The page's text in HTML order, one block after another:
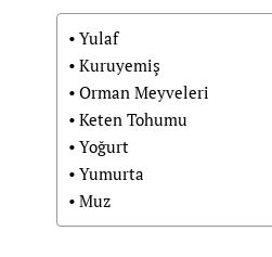
Yulaf
Kuruyemiş
Orman Meyveleri
Keten Tohumu
Yoğurt
Yumurta
Muz